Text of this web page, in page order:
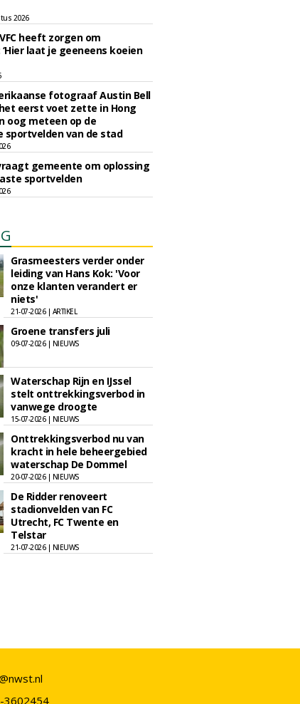
2026
heeft zorgen om
‘Hier laat je geeneens koeien
fotograaf Austin Bell
eerst voet zette in Hong
oog meteen op de
sportvelden van de stad
gemeente om oplossing
sportvelden
Grasmeesters verder onder
leiding van Hans Kok: 'Voor
onze klanten verandert er
niets'
21-07-2026 | ARTIKEL
Groene transfers juli
09-07-2026 | NIEUWS
Waterschap Rijn en IJssel
stelt onttrekkingsverbod in
vanwege droogte
15-07-2026 | NIEUWS
Onttrekkingsverbod nu van
kracht in hele beheergebied
waterschap De Dommel
20-07-2026 | NIEUWS
De Ridder renoveert
stadionvelden van FC
Utrecht, FC Twente en
Telstar
21-07-2026 | NIEUWS
3602454